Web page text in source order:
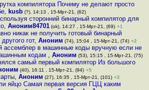
компилятора Почему не делают просто
, kusb (?), 14:13 , 15-Мрт-21, (62)
сторонний бинарный компилятор для
, Аноним84701(ok), 14:27 , 15-Мрт-21, (69) +1
никак не получить готовый бинарный
гот, Аноним (74), 15:04 , 15-Мрт-21, (74) +2
ассемблер в машинные коды вручную если не
кодам ,Аноним (53), 15:15 , 15-Мрт-21, (75)
самый первый компилятор Из большого
(40), 16:11 , 15-Мрт-21, (94) +5
, Аноним (27), 16:35 , 15-Мрт-21, (101) +2
яйцо Самая первая версия ГЦЦ каким